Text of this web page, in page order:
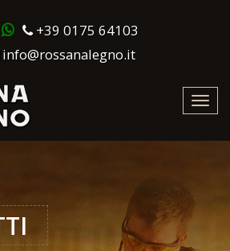
+39 0175 64103
info@rossanalegno.it